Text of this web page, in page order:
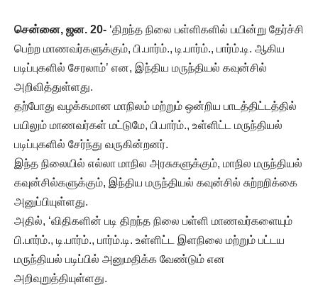
சென்னை, ஜன. 20- ‘திறந்த நிலை பள்ளிகளில் பயின்று தேர்ச்சி
பெற்ற மாணவர்களுக்கும், பி.பார்ம்., டி.பார்ம்., பார்ம்.டி. ஆகிய
படிப்புகளில் சேரலாம்’ என, இந்திய மருந்தியல் கவுன்சில்
அறிவித்துள்ளது.
தற்போது வழக்கமான மாநிலம் மற்றும் ஒன்றிய பாடத்திட்டத்தில்
பயிலும் மாணவர்கள் மட்டுமே, பி.பார்ம்., உள்ளிட்ட மருந்தியல்
படிப்புகளில் சேர்ந்து வருகின்றனர்.
இந்த நிலையில் எல்லா மாநில அரசுகளுக்கும், மாநில மருந்தியல்
கவுன்சில்களுக்கும், இந்திய மருந்தியல் கவுன்சில் சுற்றறிக்கை
அனுப்பியுள்ளது.
அதில், ‘விதிகளின் படி திறந்த நிலை பள்ளி மாணவர்களையும்
பி.பார்ம்., டி.பார்ம்., பார்ம்.டி. உள்ளிட்ட இளநிலை மற்றும் பட்டய
மருந்தியல் படிப்பில் அனுமதிக்க வேண்டும் என
அறிவுறுத்தியுள்ளது.